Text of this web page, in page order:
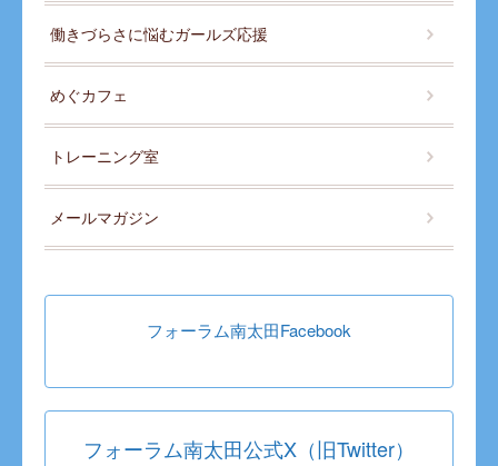
働きづらさに悩むガールズ応援
めぐカフェ
トレーニング室
メールマガジン
フォーラム南太田Facebook
フォーラム南太田公式X（旧Twitter）